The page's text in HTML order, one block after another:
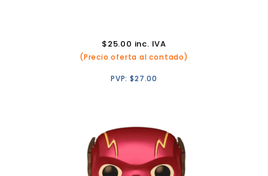
$25.00 inc. IVA
(Precio oferta al contado)
PVP:$27.00